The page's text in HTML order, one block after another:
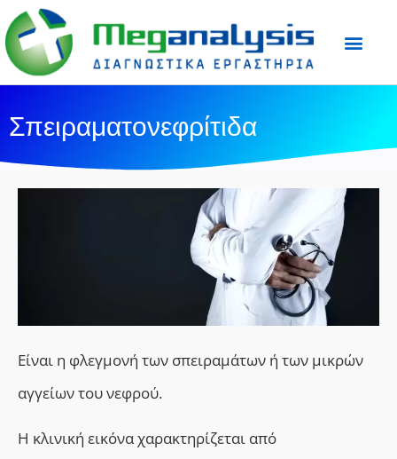
Σπειραματονεφρίτιδα
Είναι η φλεγμονή των σπειραμάτων ή των μικρών
αγγείων του νεφρού.
Η κλινική εικόνα χαρακτηρίζεται από